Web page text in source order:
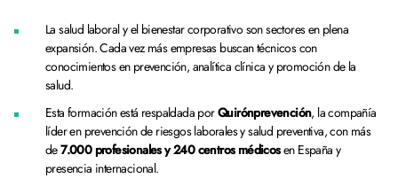
La salud laboral y el bienestar corporativo son sectores en plena
expansión. Cada vez más empresas buscan técnicos con
conocimientos en prevención, analítica clínica y promoción de la
salud.
Esta formación está respaldada porQuirónprevención, la compañía
líder en prevención de riesgos laborales y salud preventiva, con más
de7.000 profesionales y 240 centros médicosen España y
presencia internacional.